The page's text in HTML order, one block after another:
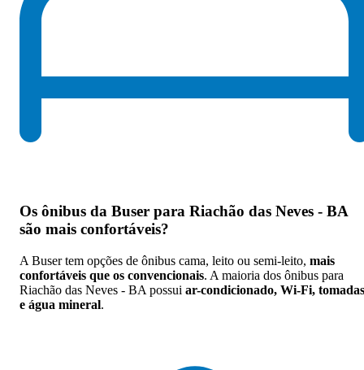
Os ônibus da Buser para Riachão das Neves - BA
são mais confortáveis?
A Buser tem opções de ônibus cama, leito ou semi-leito, mais
confortáveis que os convencionais. A maioria dos ônibus para
Riachão das Neves - BA possui ar-condicionado, Wi-Fi, tomadas
e água mineral.